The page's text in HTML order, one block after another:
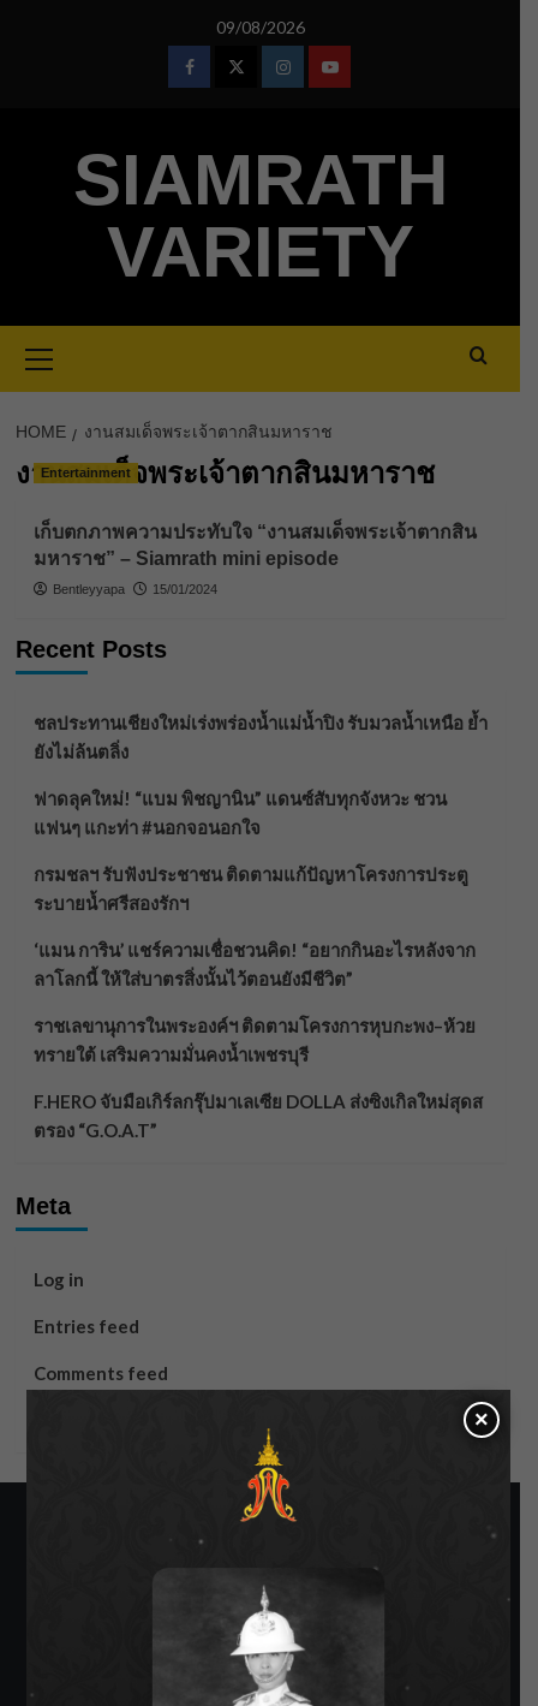
09/08/2026
FacebookTwitterInstagramYoutube
SIAMRATH
VARIETY
Menu
HOME งานสมเด็จพระเจ้าตากสินมหาราช
งานสมเด็จพระเจ้าตากสินมหาราช
Entertainment
เก็บตกภาพความประทับใจ “งานสมเด็จพระเจ้าตากสิน
มหาราช” – Siamrath mini episode
Bentleyyapa 15/01/2024
Recent Posts
ชลประทานเชียงใหม่เร่งพร่องน้ำแม่น้ำปิง รับมวลน้ำเหนือ ย้ำ
ยังไม่ล้นตลิ่ง
ฟาดลุคใหม่! “แบม พิชญานิน” แดนซ์สับทุกจังหวะ ชวน
แฟนๆ แกะท่า #นอกจอนอกใจ
กรมชลฯ รับฟังประชาชน ติดตามแก้ปัญหาโครงการประตู
ระบายน้ำศรีสองรักฯ
‘แมน การิน’ แชร์ความเชื่อชวนคิด! “อยากกินอะไรหลังจาก
ลาโลกนี้ ให้ใส่บาตรสิ่งนั้นไว้ตอนยังมีชีวิต”
ราชเลขานุการในพระองค์ฯ ติดตามโครงการหุบกะพง–ห้วย
ทรายใต้ เสริมความมั่นคงน้ำเพชรบุรี
F.HERO จับมือเกิร์ลกรุ๊ปมาเลเซีย DOLLA ส่งซิงเกิลใหม่สุดส
ตรอง “G.O.A.T”
Meta
Log in
Entries feed
Comments feed
×